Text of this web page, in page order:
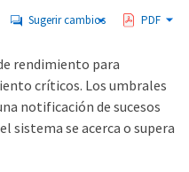
Sugerir cambios PDF
rendimiento para
críticos. Los umbrales
notificación de sucesos
sistema se acerca o supera